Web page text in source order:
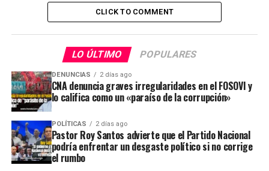
CLICK TO COMMENT
LO ÚLTIMO POPULARES
DENUNCIAS 2 días ago
CNA denuncia graves irregularidades en el FOSOVI y
lo califica como un «paraíso de la corrupción»
POLÍTICAS 2 días ago
Pastor Roy Santos advierte que el Partido Nacional
podría enfrentar un desgaste político si no corrige
el rumbo